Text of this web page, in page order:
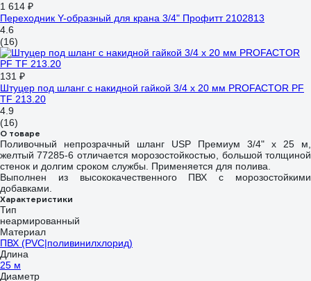
1 614 ₽
Переходник Y-образный для крана 3/4" Профитт 2102813
4.6
(16)
131 ₽
Штуцер под шланг с накидной гайкой 3/4 х 20 мм PROFACTOR PF
TF 213.20
4.9
(16)
О товаре
Поливочный непрозрачный шланг USP Премиум 3/4" х 25 м,
желтый 77285-6 отличается морозостойкостью, большой толщиной
стенок и долгим сроком службы. Применяется для полива.
Выполнен из высококачественного ПВХ с морозостойкими
добавками.
Характеристики
Тип
неармированный
Материал
ПВХ (PVC|поливинилхлорид)
Длина
25 м
Диаметр